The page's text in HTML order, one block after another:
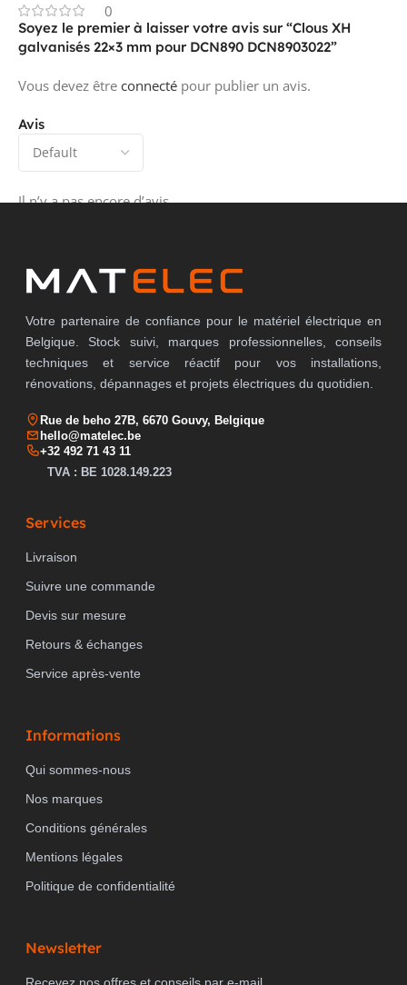
0
Avis
Il n’y a pas encore d’avis.
Soyez le premier à laisser votre avis sur “Clous XH
galvanisés 22×3 mm pour DCN890 DCN8903022”
Vous devez être connecté pour publier un avis.
Votre partenaire de confiance pour le matériel électrique en
Belgique. Stock suivi, marques professionnelles, conseils
techniques et service réactif pour vos installations,
rénovations, dépannages et projets électriques du quotidien.
Rue de beho 27B, 6670 Gouvy, Belgique
hello@matelec.be
+32 492 71 43 11
TVA : BE 1028.149.223
Services
Livraison
Suivre une commande
Devis sur mesure
Retours & échanges
Service après-vente
Informations
Qui sommes-nous
Nos marques
Conditions générales
Mentions légales
Politique de confidentialité
Newsletter
Recevez nos offres et conseils par e-mail.